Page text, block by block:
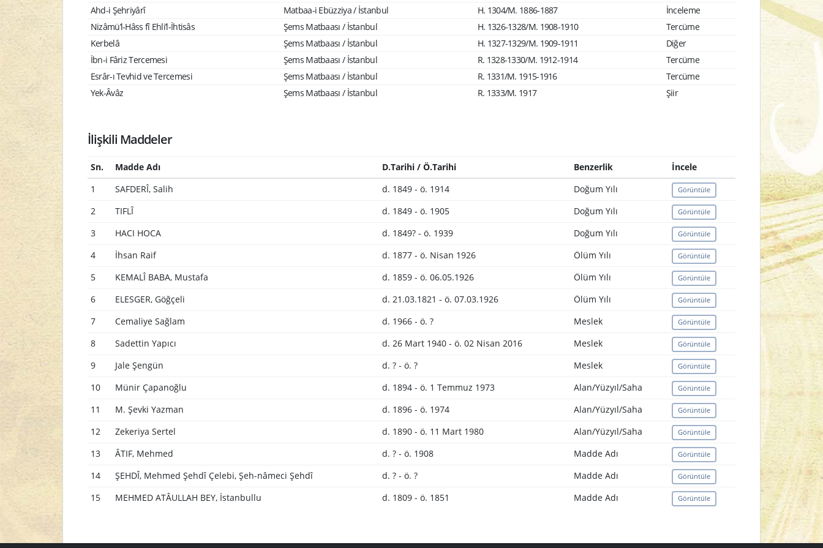
Ahd-i Şehriyârî
Matbaa-i Ebüzziya / İstanbul H. 1304/M. 1886-1887
İnceleme
Nizâmü’l-Hâss fî Ehli’l-İhtisâs
Şems Matbaası / İstanbul H. 1326-1328/M. 1908-1910
Tercüme
Kerbelâ
Şems Matbaası / İstanbul H. 1327-1329/M. 1909-1911
Diğer
İbn-i Fâriz Tercemesi
Şems Matbaası / İstanbul R. 1328-1330/M. 1912-1914
Tercüme
Esrâr-ı Tevhid ve Tercemesi
Şems Matbaası / İstanbul R. 1331/M. 1915-1916
Tercüme
Yek-Âvâz
Şems Matbaası / İstanbul R. 1333/M. 1917 Şiir
İlişkili Maddeler
Sn. Madde Adı D.Tarihi / Ö.Tarihi Benzerlik
İncele
1
SAFDERÎ, Salih d. 1849 - ö. 1914 Doğum Yılı Görüntüle
2 TIFLÎ d. 1849 - ö. 1905 Doğum Yılı Görüntüle
3 HACI HOCA d. 1849? - ö. 1939 Doğum Yılı Görüntüle
4 İhsan Raif d. 1877 - ö. Nisan 1926 Ölüm Yılı Görüntüle
5 KEMALÎ BABA, Mustafa d. 1859 - ö. 06.05.1926 Ölüm Yılı Görüntüle
6 ELESGER, Göğçeli d. 21.03.1821 - ö. 07.03.1926 Ölüm Yılı Görüntüle
7 Cemaliye Sağlam d. 1966 - ö. ? Meslek Görüntüle
8 Sadettin Yapıcı d. 26 Mart 1940 - ö. 02 Nisan 2016 Meslek Görüntüle
9 Jale Şengün d. ? - ö. ? Meslek Görüntüle
10 Münir Çapanoğlu d. 1894 - ö. 1 Temmuz 1973 Alan/Yüzyıl/Saha Görüntüle
11 M. Şevki Yazman d. 1896 - ö. 1974 Alan/Yüzyıl/Saha Görüntüle
12 Zekeriya Sertel d. 1890 - ö. 11 Mart 1980 Alan/Yüzyıl/Saha Görüntüle
13 ÂTIF, Mehmed d. ? - ö. 1908 Madde Adı Görüntüle
14 ŞEHDÎ, Mehmed Şehdî Çelebi, Şeh-nâmeci Şehdî d. ? - ö. ? Madde Adı Görüntüle
15 MEHMED ATÂULLAH BEY, İstanbullu d. 1809 - ö. 1851 Madde Adı Görüntüle